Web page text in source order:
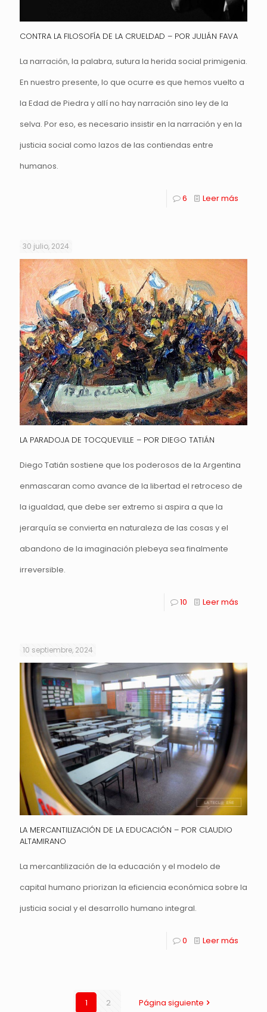
CONTRA LA FILOSOFÍA DE LA CRUELDAD – POR JULIÁN FAVA
La narración, la palabra, sutura la herida social primigenia.
En nuestro presente, lo que ocurre es que hemos vuelto a
la Edad de Piedra y allí no hay narración sino ley de la
selva. Por eso, es necesario insistir en la narración y en la
justicia social como lazos de las contiendas entre
humanos.
6 Leer más
30 julio, 2024
LA PARADOJA DE TOCQUEVILLE – POR DIEGO TATIÁN
Diego Tatián sostiene que los poderosos de la Argentina
enmascaran como avance de la libertad el retroceso de
la igualdad, que debe ser extremo si aspira a que la
jerarquía se convierta en naturaleza de las cosas y el
abandono de la imaginación plebeya sea finalmente
irreversible.
10 Leer más
10 septiembre, 2024
LA MERCANTILIZACIÓN DE LA EDUCACIÓN – POR CLAUDIO
ALTAMIRANO
La mercantilización de la educación y el modelo de
capital humano priorizan la eficiencia económica sobre la
justicia social y el desarrollo humano integral.
0 Leer más
1 2 Página siguiente